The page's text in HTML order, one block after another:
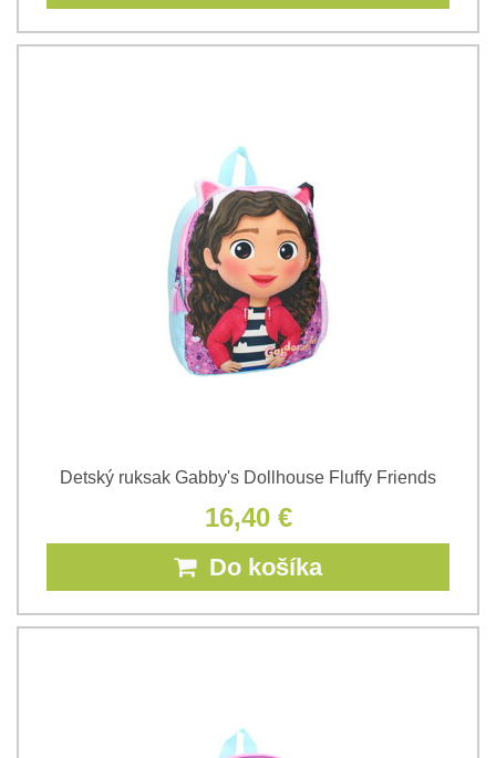
Detský ruksak Gabby's Dollhouse Fluffy Friends
16,40 €
Do košíka